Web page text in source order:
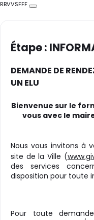
RBVVSFFF
Copier
Étape :
DEMANDE DE
UN ELU
Bienvenue sur le
vous avec le
Nous vous invitons à
site de la Ville (
des services
disposition pour toute
Pour toute